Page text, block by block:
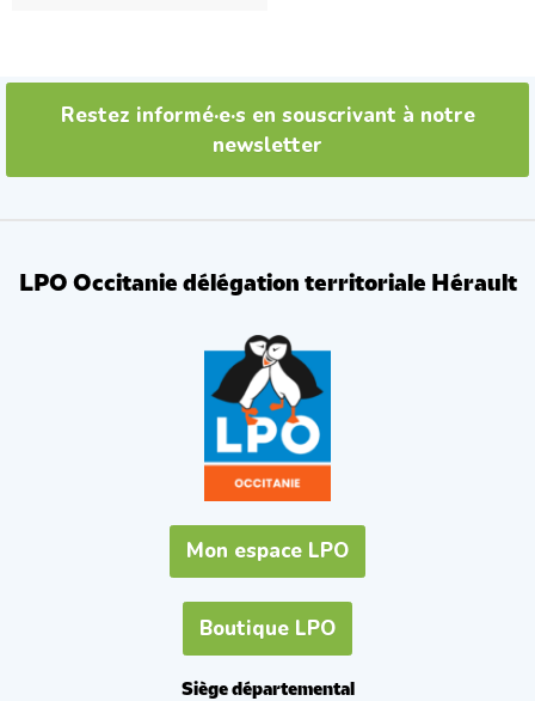
Restez informé·e·s en souscrivant à notre
newsletter
LPO Occitanie délégation territoriale Hérault
Mon espace LPO
Boutique LPO
Siège départemental